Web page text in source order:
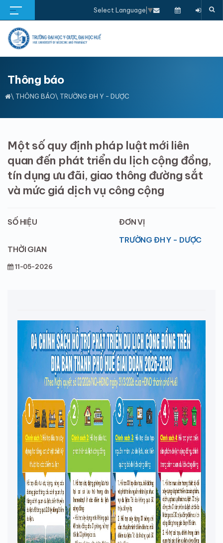
Select Language ▼
Thông báo
\ THÔNG BÁO\ TRƯỜNG ĐH Y - DƯỢC
Một số quy định pháp luật mới liên
quan đến phát triển du lịch cộng đồng,
tín dụng ưu đãi, giao thông đường sắt
và mức giá dịch vụ công cộng
SỐ HIỆU
ĐƠN VỊ
TRƯỜNG ĐH Y - DƯỢC
THỜI GIAN
11-05-2026